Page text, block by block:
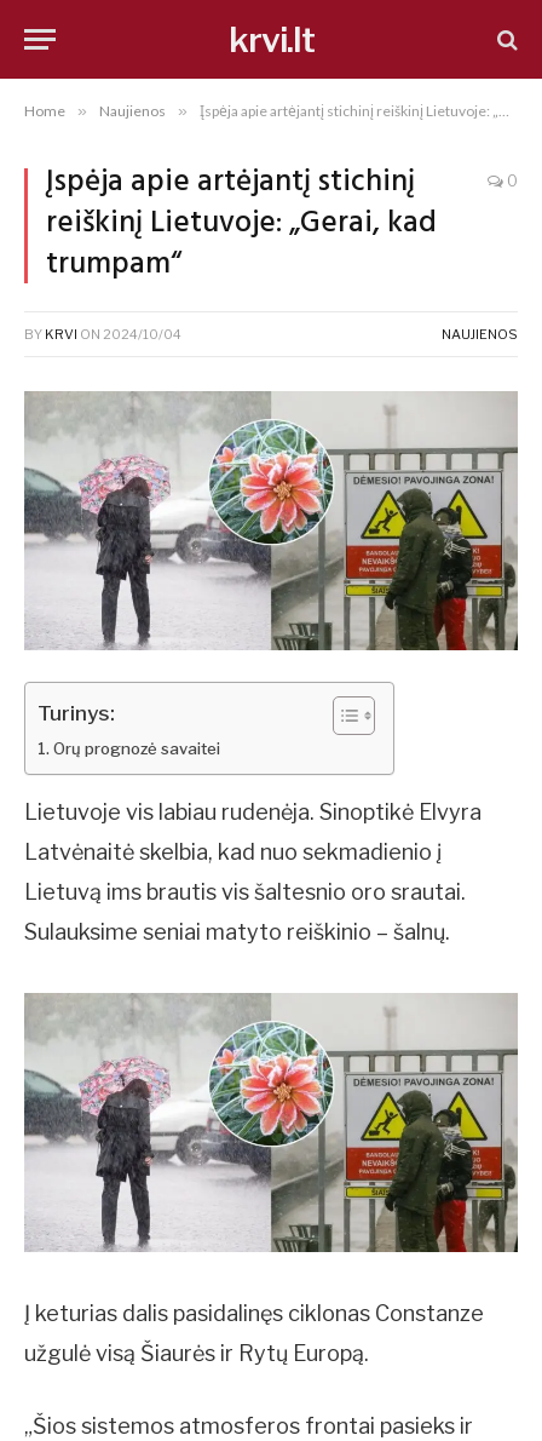
krvi.lt
Home » Naujienos » Įspėja apie artėjantį stichinį reiškinį Lietuvoje: „Gerai, kad trumpam“
Įspėja apie artėjantį stichinį
reiškinį Lietuvoje: „Gerai, kad
trumpam“
0
BY KRVI ON 2024/10/04 NAUJIENOS
Turinys:
Orų prognozė savaitei
Lietuvoje vis labiau rudenėja. Sinoptikė Elvyra
Latvėnaitė skelbia, kad nuo sekmadienio į
Lietuvą ims brautis vis šaltesnio oro srautai.
Sulauksime seniai matyto reiškinio – šalnų.
Į keturias dalis pasidalinęs ciklonas Constanze
užgulė visą Šiaurės ir Rytų Europą.
„Šios sistemos atmosferos frontai pasieks ir